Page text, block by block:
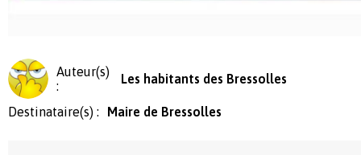
Auteur(s)
:
Les habitants des Bressolles
Destinataire(s) : Maire de Bressolles